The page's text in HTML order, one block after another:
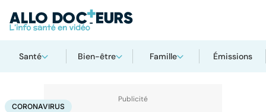
Santé Bien-être Famille Émissions
AccueilSantéCoronavirus
CORONAVIRUS